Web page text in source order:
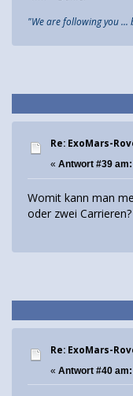
"We are following you
Re: ExoMars-
« Antwort #39 am:
Womit kann man
oder zwei Carrieren?
Re: ExoMars-
« Antwort #40 am: